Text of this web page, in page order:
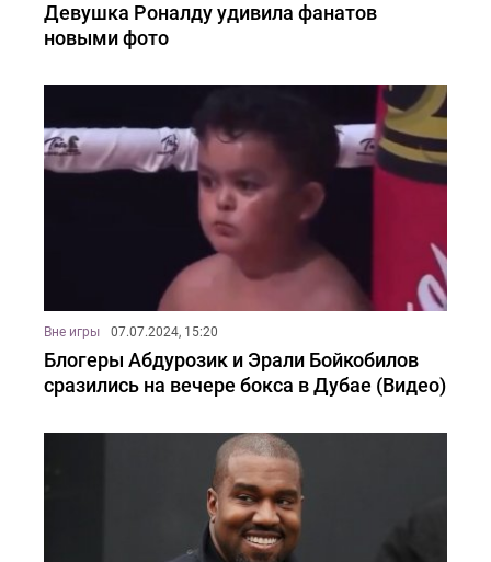
Девушка Роналду удивила фанатов
новыми фото
Вне игры 07.07.2024, 15:20
Блогеры Абдурозик и Эрали Бойкобилов
сразились на вечере бокса в Дубае (Видео)